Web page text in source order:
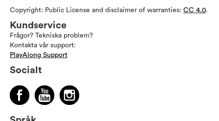
Copyright: Public License and disclaimer of warranties: CC 4.0.
Kundservice
Frågor? Tekniska problem?
Kontakta vår support:
PlayAlong Support
Socialt